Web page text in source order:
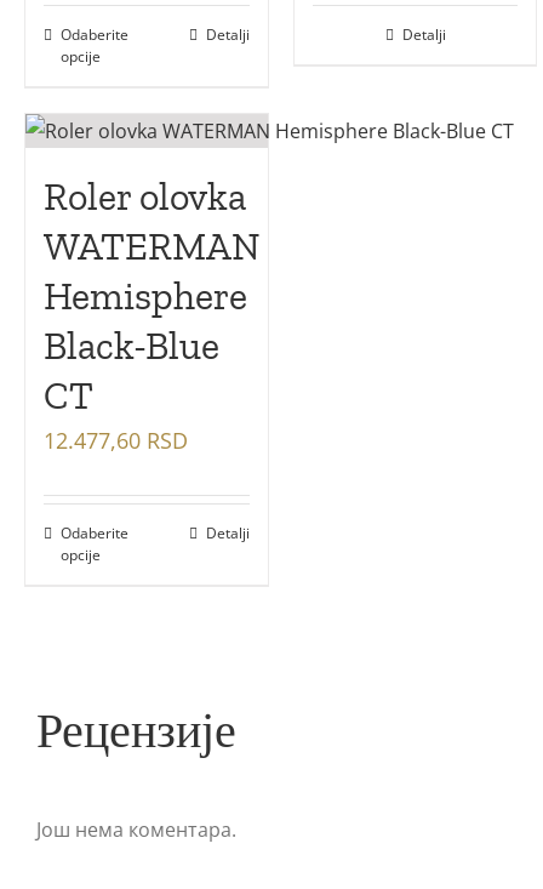
Odaberite
opcije
Detalji Detalji
Roler olovka
WATERMAN
Hemisphere
Black-Blue
CT
12.477,60 RSD
Odaberite
opcije
Detalji
Рецензије
Још нема коментара.